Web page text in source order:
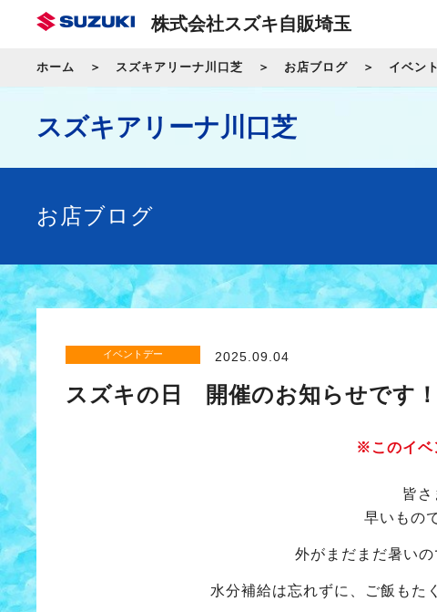
株式会社スズキ自販埼玉
ホーム スズキアリーナ川口芝 お店ブログ イベン
スズキアリーナ川口芝
お店ブログ
イベントデー 2025.09.04
スズキの日 開催のお知らせです！
※このイベ
皆さ
早いもの
外がまだまだ暑い
水分補給は忘れずに、ご飯もた